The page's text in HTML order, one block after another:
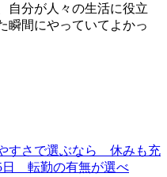
自分が人々の生活に役立
瞬間にやっていてよかっ